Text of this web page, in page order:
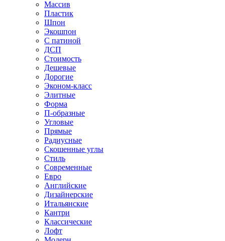
Массив
Пластик
Шпон
Экошпон
С патиной
ДСП
Стоимость
Дешевые
Дорогие
Эконом-класс
Элитные
Форма
П-образные
Угловые
Прямые
Радиусные
Скошенные углы
Стиль
Современные
Евро
Английские
Дизайнерские
Итальянские
Кантри
Классические
Лофт